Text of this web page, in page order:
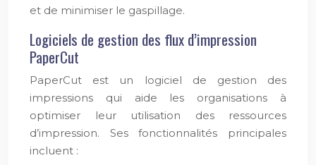
et de minimiser le gaspillage.
Logiciels de gestion des flux d’impression
PaperCut
PaperCut est un logiciel de gestion des
impressions qui aide les organisations à
optimiser leur utilisation des ressources
d’impression. Ses fonctionnalités principales
incluent :